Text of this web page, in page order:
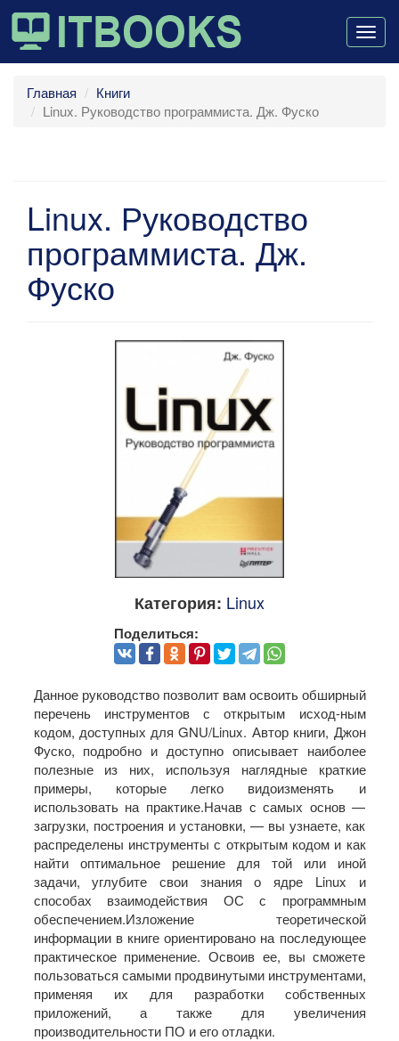
Главная
Книги
Linux. Руководство программиста. Дж. Фуско
Linux. Руководство
программиста. Дж.
Фуско
Категория: Linux
Поделиться:
Данное руководство позволит вам освоить обширный
перечень инструментов с открытым исход-ным
кодом, доступных для GNU/Linux. Автор книги, Джон
Фуско, подробно и доступно описывает наиболее
полезные из них, используя наглядные краткие
примеры, которые легко видоизменять и
использовать на практике.Начав с самых основ —
загрузки, построения и установки, — вы узнаете, как
распределены инструменты с открытым кодом и как
найти оптимальное решение для той или иной
задачи, углубите свои знания о ядре Linux и
способах взаимодействия ОС с программным
обеспечением.Изложение теоретической
информации в книге ориентировано на последующее
практическое применение. Освоив ее, вы сможете
пользоваться самыми продвинутыми инструментами,
применяя их для разработки собственных
приложений, а также для увеличения
производительности ПО и его отладки.